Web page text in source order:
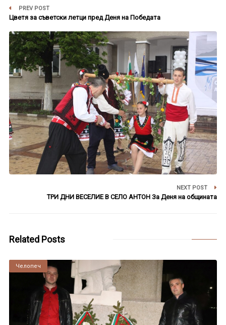
PREV POST
Цветя за съветски летци пред Деня на Победата
NEXT POST
ТРИ ДНИ ВЕСЕЛИЕ В СЕЛО АНТОН За Деня на общината
Related Posts
Челопеч